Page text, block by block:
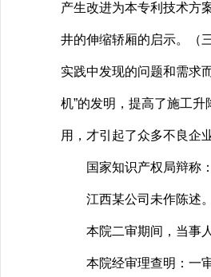
产生改进为本专利技术方
井的伸缩轿厢的启示。（
实践中发现的问题和需求
机”的发明，提高了施工
用，才引起了众多不良企
国家知识产权局辩称：
江西某公司未作陈述。
本院二审期间，当事人
本院经审理查明：一审